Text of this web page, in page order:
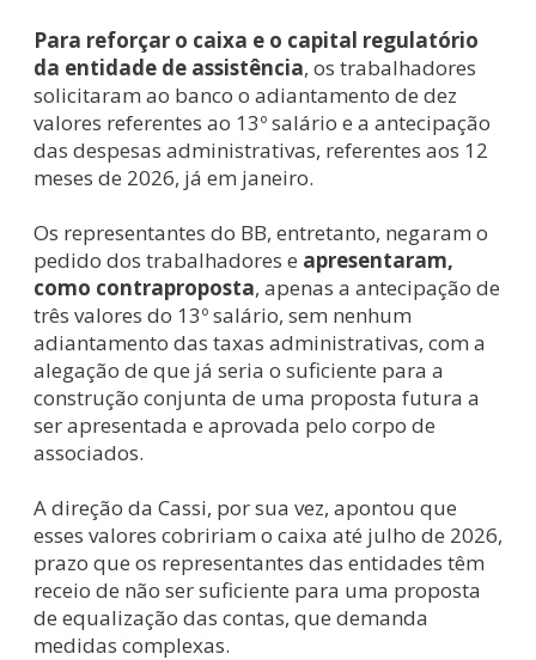
Para reforçar o caixa e o capital regulatório
da entidade de assistência, os trabalhadores
solicitaram ao banco o adiantamento de dez
valores referentes ao 13º salário e a antecipação
das despesas administrativas, referentes aos 12
meses de 2026, já em janeiro.
Os representantes do BB, entretanto, negaram o
pedido dos trabalhadores e apresentaram,
como contraproposta, apenas a antecipação de
três valores do 13º salário, sem nenhum
adiantamento das taxas administrativas, com a
alegação de que já seria o suficiente para a
construção conjunta de uma proposta futura a
ser apresentada e aprovada pelo corpo de
associados.
A direção da Cassi, por sua vez, apontou que
esses valores cobririam o caixa até julho de 2026,
prazo que os representantes das entidades têm
receio de não ser suficiente para uma proposta
de equalização das contas, que demanda
medidas complexas.